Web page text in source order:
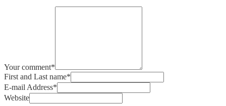
Your comment*
First and Last name*
E-mail Address*
Website